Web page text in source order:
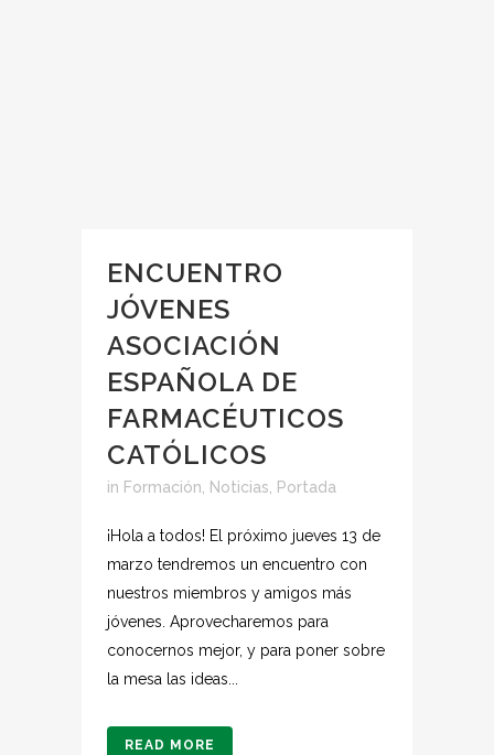
ENCUENTRO
JÓVENES
ASOCIACIÓN
ESPAÑOLA DE
FARMACÉUTICOS
CATÓLICOS
in Formación Noticias Portada
¡Hola a todos! El próximo jueves 13 de
marzo tendremos un encuentro con
nuestros miembros y amigos más
jóvenes. Aprovecharemos para
conocernos mejor, y para poner sobre
la mesa las ideas...
READ MORE